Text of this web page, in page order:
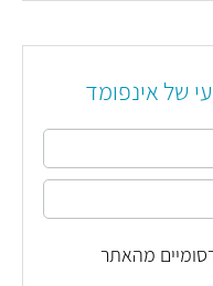
של אינפומד
מהאתר